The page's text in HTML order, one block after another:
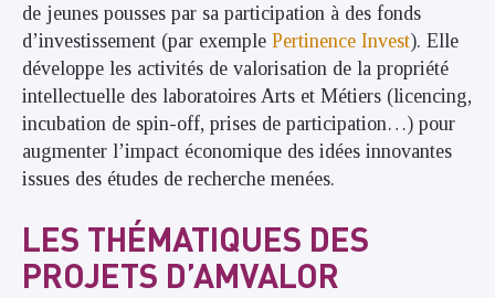
de jeunes pousses par sa participation à des fonds
d’investissement (par exemple Pertinence Invest). Elle
développe les activités de valorisation de la propriété
intellectuelle des laboratoires Arts et Métiers (licencing,
incubation de spin-off, prises de participation…) pour
augmenter l’impact économique des idées innovantes
issues des études de recherche menées.
LES THÉMATIQUES DES
PROJETS D’AMVALOR